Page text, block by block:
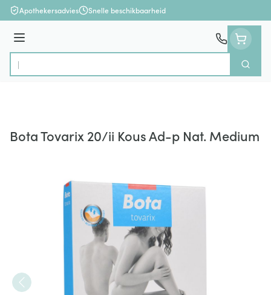
Ga naar de inhoud
Apothekersadvies Snelle beschikbaarheid
Menu
Product, merk, categorie...
Zoek
Bota Tovarix 20/ii Kous Ad-p Nat. Medium